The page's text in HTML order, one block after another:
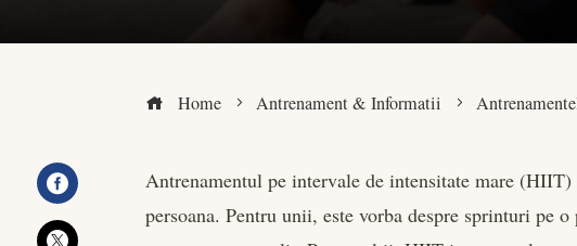
Home Antrenament & Informatii
Facebook
Antrenamentul pe intervale de intensitate mare
persoana. Pentru unii, este vorba despre sprinturi pe